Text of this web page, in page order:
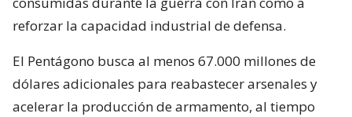
reforzar la capacidad industrial de defensa.
El Pentágono busca al menos 67.000 millones de
dólares adicionales para reabastecer arsenales y
acelerar la producción de armamento, al tiempo